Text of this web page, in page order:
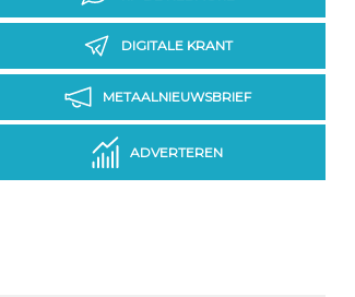
DIGITALE KRANT
METAALNIEUWSBRIEF
ADVERTEREN